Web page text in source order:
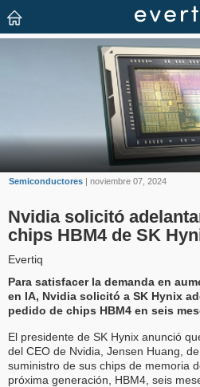
Semiconductores | noviembre 07, 2024
Nvidia solicitó
chips HBM4 de SK
Evertiq
Para satisfacer la demanda en
en IA, Nvidia solicitó a SK Hynix
pedido de chips HBM4 en seis
El presidente de SK Hynix anunció
del CEO de Nvidia, Jensen Huang,
suministro de sus chips de memoria
próxima generación, HBM4, seis